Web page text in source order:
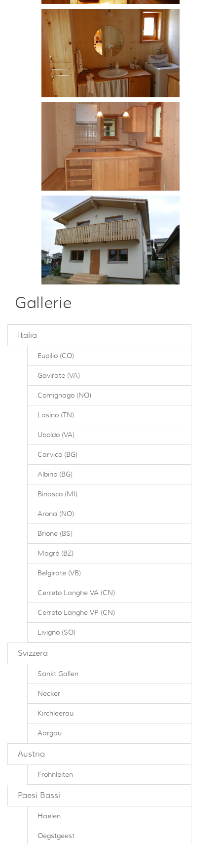
Gallerie
Italia
Eupilio (CO)
Gavirate (VA)
Comignago (NO)
Lasino (TN)
Uboldo (VA)
Carvico (BG)
Albino (BG)
Binasco (MI)
Arona (NO)
Brione (BS)
Magrè (BZ)
Belgirate (VB)
Cerreto Langhe VA (CN)
Cerreto Langhe VP (CN)
Livigno (SO)
Svizzera
Sankt Gallen
Necker
Kirchleerau
Aargau
Austria
Frohnleiten
Paesi Bassi
Haelen
Oegstgeest